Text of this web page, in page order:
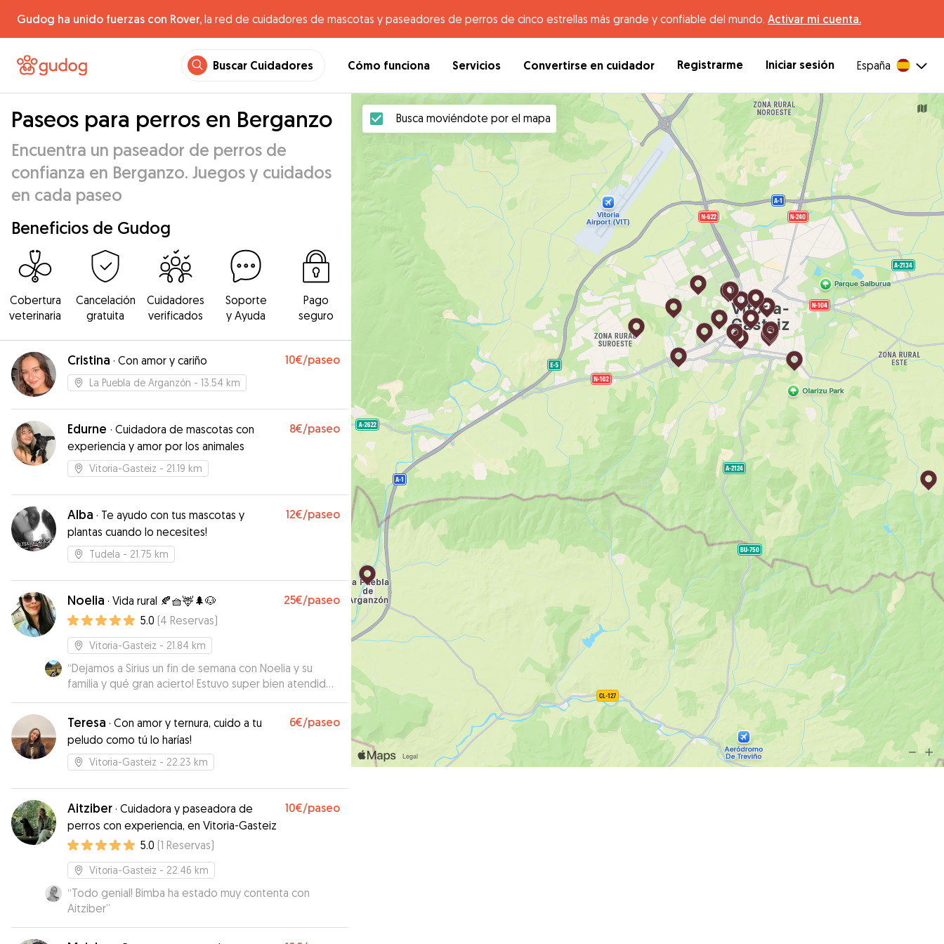
Gudog ha unido fuerzas con Rover, la red de cuidadores de mascotas y paseadores de perros de cinco estrellas más grande y confiable del mundo. Activar mi cuenta.
Buscar Cuidadores Cómo funciona Servicios Convertirse en cuidador Registrarme Iniciar sesión España
Paseos para perros en Berganzo
Encuentra un paseador de perros de
confianza en Berganzo. Juegos y cuidados
en cada paseo
Beneficios de Gudog
Cobertura
veterinaria
Cancelación
gratuita
Cuidadores
verificados
Soporte
y Ayuda
Pago
seguro
Cristina · Con amor y cariño 10€/paseo
La Puebla de Arganzón - 13.54 km
Edurne · Cuidadora de mascotas con
experiencia y amor por los animales
8€/paseo
Vitoria-Gasteiz - 21.19 km
Alba · Te ayudo con tus mascotas y
plantas cuando lo necesites!
12€/paseo
Tudela - 21.75 km
Noelia · Vida rural 🍂🧺🦌🌲🐶 25€/paseo
5.0 (4 Reservas)
Vitoria-Gasteiz - 21.84 km
“Dejamos a Sirius un fin de semana con Noelia y su
familia y qué gran acierto! Estuvo super bien atendido
y se lo pasó en grande con todas las salidas al campo
y con toda la familia al completo! Un placer!
Repetiremos seguro! ”
Teresa · Con amor y ternura, cuido a tu
peludo como tú lo harías!
6€/paseo
Vitoria-Gasteiz - 22.23 km
Aitziber · Cuidadora y paseadora de
perros con experiencia, en Vitoria-Gasteiz
10€/paseo
5.0 (1 Reservas)
Vitoria-Gasteiz - 22.46 km
“Todo genial! Bimba ha estado muy contenta con
Aitziber”
Busca moviéndote por el mapa